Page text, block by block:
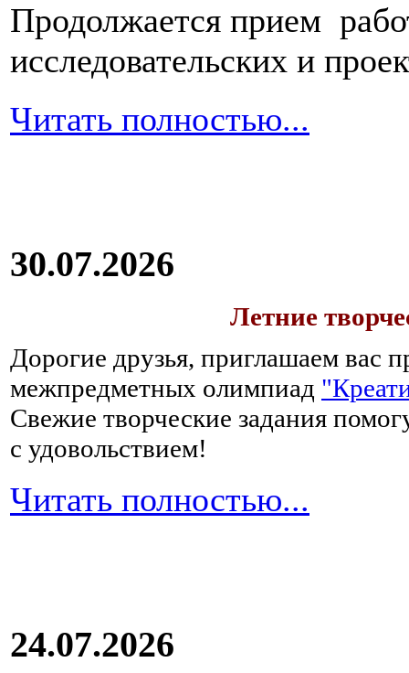
Продолжается прием
исследовательских и
Читать полностью...
30.07.2026
Летние
Дорогие друзья, приглашаем вас
межпредметных олимпиад
Свежие творческие задания
с удовольствием!
Читать полностью...
24.07.2026